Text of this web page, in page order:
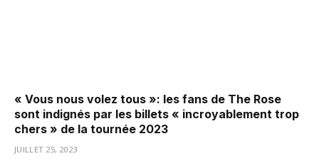
« Vous nous volez tous »: les fans de The Rose
sont indignés par les billets « incroyablement trop
chers » de la tournée 2023
JUILLET 25, 2023